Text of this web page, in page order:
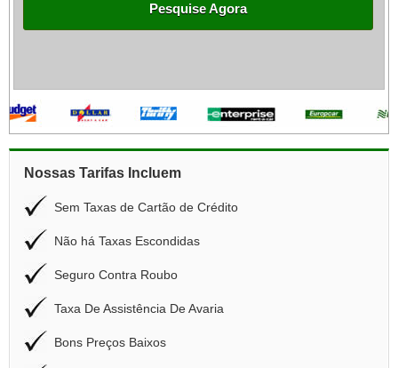
Pesquise Agora
Nossas Tarifas Incluem
Sem Taxas de Cartão de Crédito
Não há Taxas Escondidas
Seguro Contra Roubo
Taxa De Assistência De Avaria
Bons Preços Baixos